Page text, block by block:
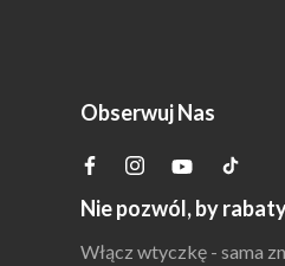
Obserwuj Nas
Nie pozwól, by
Włącz wtyczkę - sama